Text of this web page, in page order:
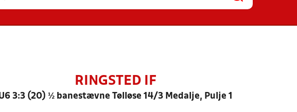
RINGSTED IF
3:3 (20) ½ banestævne Tølløse 14/3 Medalje, Pulje 1